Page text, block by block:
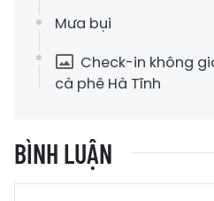
Mưa bụi
Check-in không
cà phê Hà Tĩnh
BÌNH LUẬN